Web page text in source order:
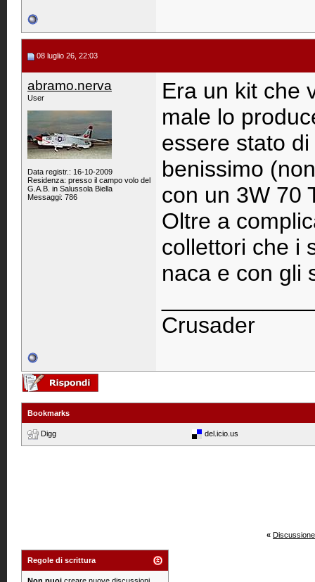
08 luglio 26, 22:03
abramo.nerva
User
Data registr.: 16-10-2009
Residenza: presso il campo volo del
G.A.B. in Salussola Biella
Messaggi: 786
Era un kit che
male lo
essere stato
benissimo
con un 3W 70
Oltre a
collettori che i
naca e con gli
Crusader
Bookmarks
Digg del.icio.us
«
Regole di scrittura